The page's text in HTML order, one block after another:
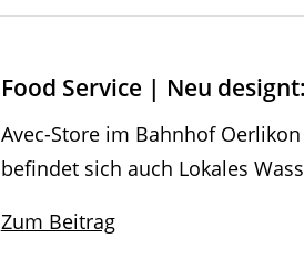
Food Service | Neu
Avec-Store im Bahnhof
befindet sich auch Lokales
Zum Beitrag